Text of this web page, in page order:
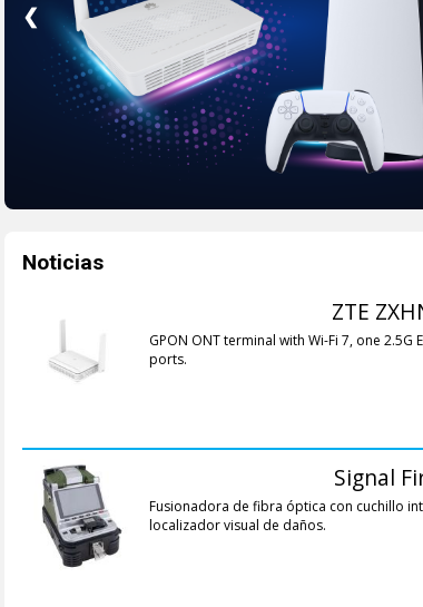
❮
Noticias
ZTE
GPON ONT terminal with Wi-Fi 7, one
ports.
Signal
Fusionadora de fibra óptica con cuchillo
localizador visual de daños.